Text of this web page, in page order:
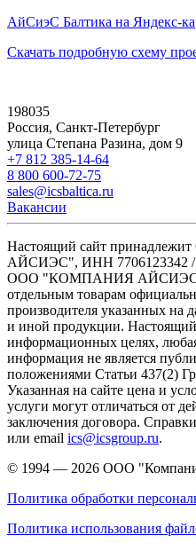
АйСиэС Балтика на Яндекс-
Скачать подробную схему
198035
Россия, Санкт-Петербург
улица Степана Разина, дом 9
+7 812 385-14-64
8 800 600-72-75
sales@icsbaltica.ru
Вакансии
Настоящий сайт
АЙСИЭС", ИНН 7706123342 /
ООО "КОМПАНИЯ АЙСИЭС"
отдельным товарам
производителя указанных на
и иной продукции. Настоящий
информационных целях,
информация не является
положениями Статьи 437(2)
Указанная на сайте цена и
услуги могут отличаться от
заключения договора.
или email ics@icsgroup.ru.
© 1994 — 2026 ООО
Политика обработки
Политика использования